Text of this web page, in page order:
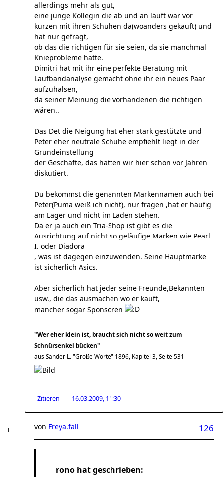
allerdings mehr als gut,
eine junge Kollegin die ab und an läuft war vor
kurzen mit ihren Schuhen da(woanders gekauft) und
hat nur gefragt,
ob das die richtigen für sie seien, da sie manchmal
Knieprobleme hatte.
Dimitri hat mit ihr eine perfekte Beratung mit
Laufbandanalyse gemacht ohne ihr ein neues Paar
aufzuhalsen,
da seiner Meinung die vorhandenen die richtigen
wären..
Das Det die Neigung hat eher stark gestützte und
Peter eher neutrale Schuhe empfiehlt liegt in der
Grundeinstellung
der Geschäfte, das hatten wir hier schon vor Jahren
diskutiert.
Du bekommst die genannten Markennamen auch bei
Peter(Puma weiß ich nicht), nur fragen ,hat er häufig
am Lager und nicht im Laden stehen.
Da er ja auch ein Tria-Shop ist gibt es die
Ausrichtung auf nicht so geläufige Marken wie Pearl
I. oder Diadora
, was ist dagegen einzuwenden. Seine Hauptmarke
ist sicherlich Asics.
Aber sicherlich hat jeder seine Freunde,Bekannten
usw., die das ausmachen wo er kauft,
mancher sogar Sponsoren
"Wer eher klein ist, braucht sich nicht so weit zum
Schnürsenkel bücken"
aus Sander L. "Große Worte" 1896, Kapitel 3, Seite 531
Zitieren 16.03.2009, 11:30
126
von Freya.fall
rono hat geschrieben: